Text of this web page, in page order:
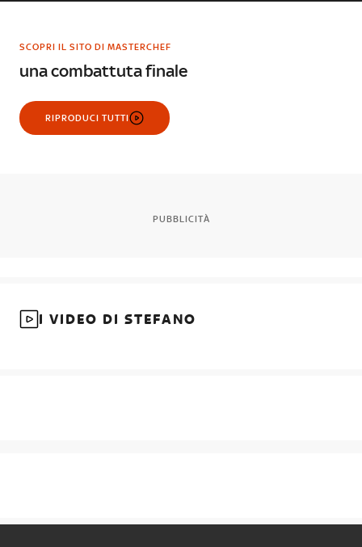
SCOPRI IL SITO DI MASTERCHEF
una combattuta finale
RIPRODUCI TUTTI
PUBBLICITÀ
I VIDEO DI STEFANO